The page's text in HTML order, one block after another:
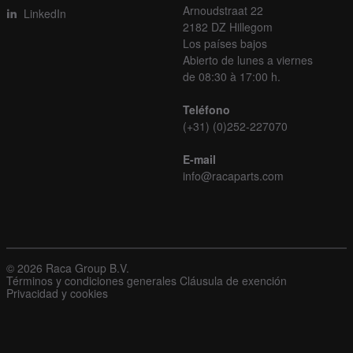
LinkedIn
Arnoudstraat 22
2182 DZ Hillegom
Los países bajos
Abierto de lunes a viernes
de 08:30 à 17:00 h.
Teléfono
(+31) (0)252-227070
E-mail
info@racaparts.com
© 2026 Raca Group B.V.
Términos y condiciones generales Cláusula de exención
Privacidad y cookies